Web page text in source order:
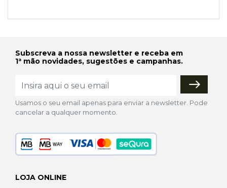
Subscreva a nossa newsletter e receba em
1ª mão novidades, sugestões e campanhas.
Usamos o seu email apenas para enviar a newsletter. Pode
cancelar a qualquer momento.
LOJA ONLINE